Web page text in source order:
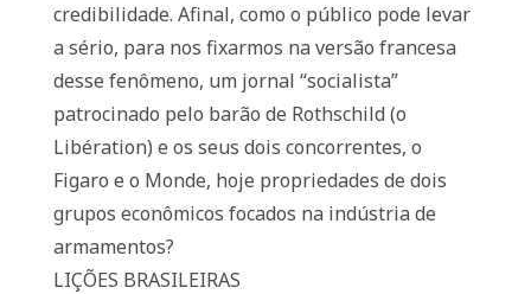
credibilidade. Afinal, como o público pode levar
a sério, para nos fixarmos na versão francesa
desse fenômeno, um jornal “socialista”
patrocinado pelo barão de Rothschild (o
Libération) e os seus dois concorrentes, o
Figaro e o Monde, hoje propriedades de dois
grupos econômicos focados na indústria de
armamentos?
LIÇÕES BRASILEIRAS